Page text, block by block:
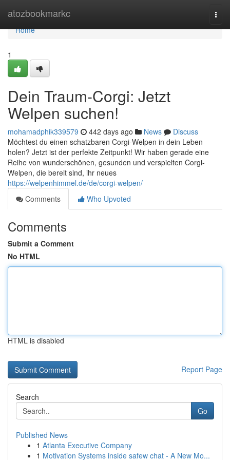
atozbookmarkc
Home
Home
1
Dein Traum-Corgi: Jetzt
Welpen suchen!
mohamadphik339579 442 days ago News
Discuss
Möchtest du einen schatzbaren Corgi-Welpen in dein Leben
holen? Jetzt ist der perfekte Zeitpunkt! Wir haben gerade eine
Reihe von wunderschönen, gesunden und verspielten Corgi-
Welpen, die bereit sind, ihr neues
https://welpenhimmel.de/de/corgi-welpen/
Comments
Who Upvoted
Comments
Submit a Comment
No HTML
HTML is disabled
Report Page
Search
Go
Published News
1 Atlanta Executive Company
1 Motivation Systems inside safew chat - A New Mo...